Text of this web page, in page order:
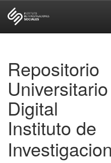
Repositorio
Universitario
Digital
Instituto de